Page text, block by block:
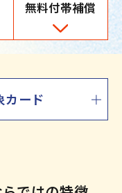
無料付帯補償
カード